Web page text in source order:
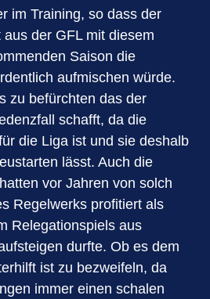
im Training, so dass der
der GFL mit diesem
Saison die
aufmischen würde.
zu befürchten das der
schafft, da die
die Liga ist und sie deshalb
lässt. Auch die
vor Jahren von solch
Regelwerks profitiert als
Relegationspiels aus
durfte. Ob es dem
ist zu bezweifeln, da
immer einen schalen